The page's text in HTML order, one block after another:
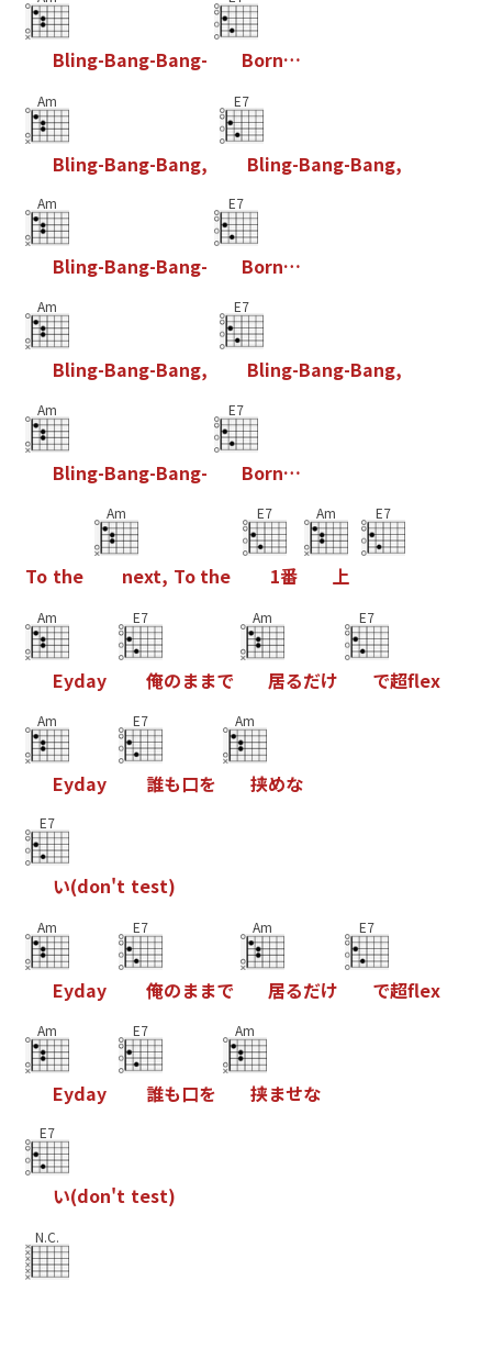
Bling-Bang-Bang- Born…
Am
Bling-Bang-Bang,
E7
Bling-Bang-Bang,
Am
Bling-Bang-Bang-
E7
Born…
Am
Bling-Bang-Bang,
E7
Bling-Bang-Bang,
Am
Bling-Bang-Bang-
E7
Born…
To the
Am
next, To the
E7
1番
Am
上
E7
Am
Eyday
E7
俺のままで
Am
居るだけ
E7
で超fex
Am
Eyday
E7
誰も口を
Am
挟めな
E7
い(don't test)
Am
Eyday
E7
俺のままで
Am
居るだけ
E7
で超fex
Am
Eyday
E7
誰も口を
Am
挟ませな
E7
い(don't test)
N.C.